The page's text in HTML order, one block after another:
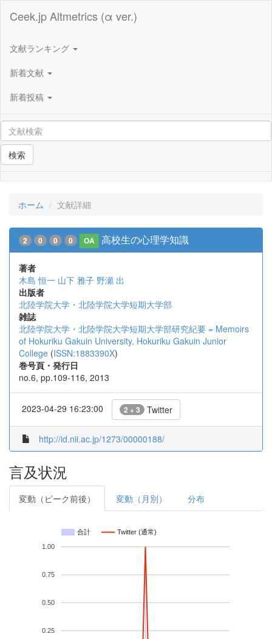
Ceek.jp Altmetrics (α ver.)
文献ランキング
新着文献
新着投稿
検索
ホーム 文献詳細
2 0 0 0 OA 高校生の心理学知識
著者
木島 恒一 山下 雅子 野瀬 出
出版者
北陸学院大学・北陸学院大学短期大学部
雑誌
北陸学院大学・北陸学院大学短期大学部研究紀要 = Memoirs
of Hokuriku Gakuin University, Hokuriku Gakuin Junior
College (ISSN:1883390X)
巻号頁・発行日
no.6, pp.109-116, 2013
2023-04-29 16:23:00 2 + 3 Twitter
http://id.nii.ac.jp/1273/00000188/
言及状況
変動（ピーク前後） 変動（月別） 分布
合計 Twitter (通常)
0.25
0.50
0.75
1.00